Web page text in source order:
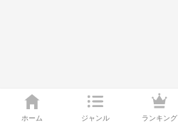
ホーム ジャンル ランキング